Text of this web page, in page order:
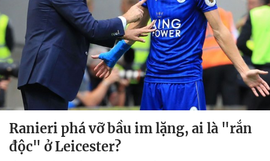
Ranieri phá vỡ bầu im lặng, ai là "rắn
độc" ở Leicester?